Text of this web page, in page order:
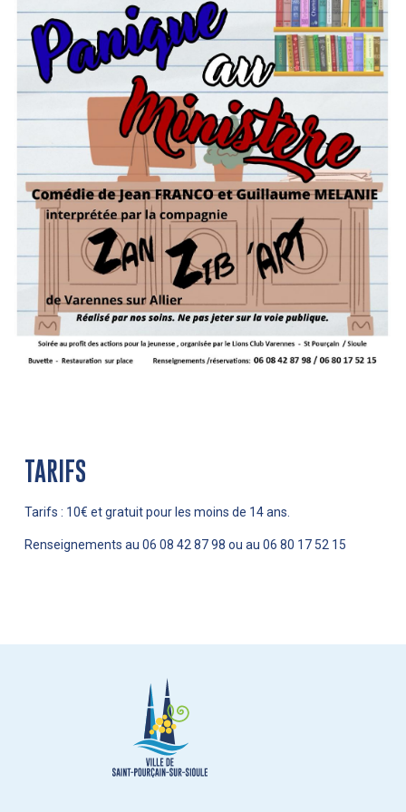
TARIFS
Tarifs : 10€ et gratuit pour les moins de 14 ans.
Renseignements au 06 08 42 87 98 ou au 06 80 17 52 15